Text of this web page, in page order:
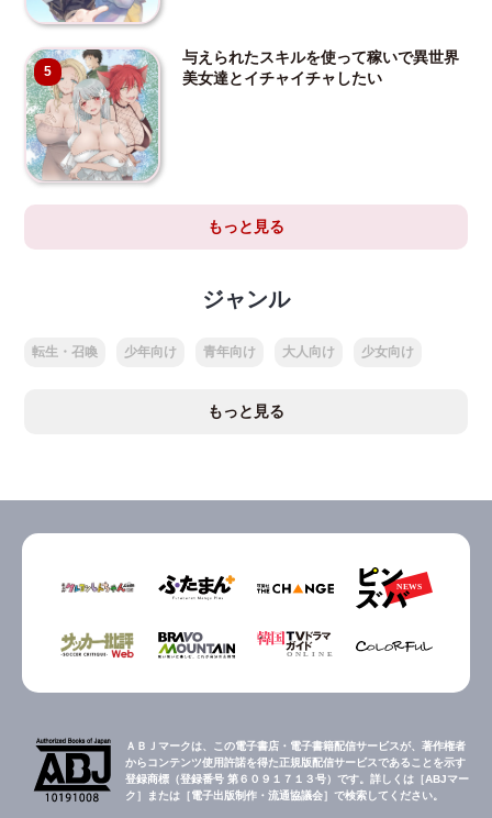
5
与えられたスキルを使って稼いで異世界
美女達とイチャイチャしたい
もっと見る
ジャンル
転生・召喚 少年向け 青年向け 大人向け 少女向け
もっと見る
ＡＢＪマークは、この電子書店・電子書籍配信サービスが、著作権者
からコンテンツ使用許諾を得た正規版配信サービスであることを示す
登録商標（登録番号 第６０９１７１３号）です。詳しくは［ABJマー
ク］または［電子出版制作・流通協議会］で検索してください。